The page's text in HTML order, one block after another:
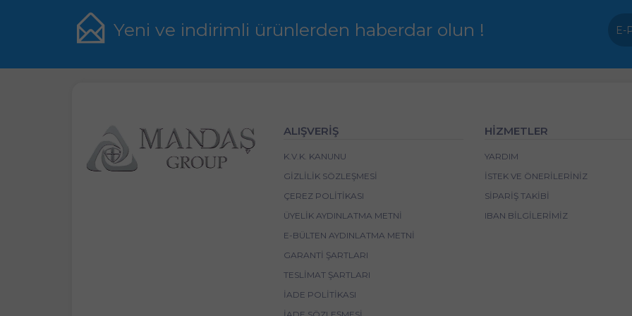
Yeni ve indirimli ürünlerden haberdar olun !
ALIŞVERİŞ
K.V.K. KANUNU
GIZLILIK SÖZLEŞMESI
ÇEREZ POLITIKASI
ÜYELIK AYDINLATMA METNI
E-BÜLTEN AYDINLATMA METNI
GARANTI ŞARTLARI
TESLIMAT ŞARTLARI
İADE POLITIKASI
HİZMETLER
YARDIM
İSTEK VE ÖNERILERINIZ
SIPARIŞ TAKIBI
IBAN BİLGİLERİMİZ